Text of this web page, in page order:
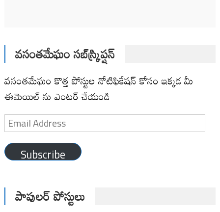
వసంతమేఘం సబ్‌స్క్రిప్షన్
వసంతమేఘం కొత్త పోస్టుల నోటిఫికేషన్ కోసం ఇక్కడ మీ
ఈమెయిల్ ను ఎంటర్ చేయండి
Email
Address
Subscribe
పాపులర్ పోస్టులు